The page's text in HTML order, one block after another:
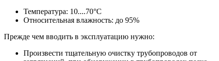
Температура: 10....70°С
Относительная влажность: до 95%
Прежде чем вводить в эксплуатацию нужно:
Произвести тщательную очистку трубопроводов от